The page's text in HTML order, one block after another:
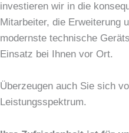
investieren wir in die
Mitarbeiter, die Erweiterung
modernste technische
Einsatz bei Ihnen vor Ort.
Überzeugen auch Sie sich
Leistungsspektrum.